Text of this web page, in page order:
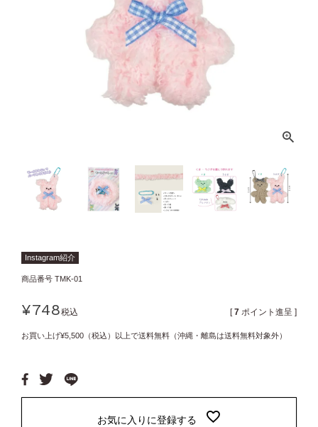
Instagram紹介
商品番号 TMK-01
¥748税込 [ 7 ポイント進呈 ]
お買い上げ¥5,500（税込）以上で送料無料（沖縄・離島は送料無料対象外）
お気に入りに登録する